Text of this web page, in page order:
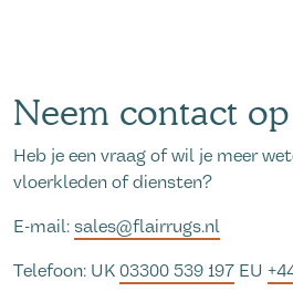
Neem contact op
Heb je een vraag of wil je meer
vloerkleden of diensten?
E-mail: sales@flairrugs.nl
Telefoon: UK 03300 539 197 EU